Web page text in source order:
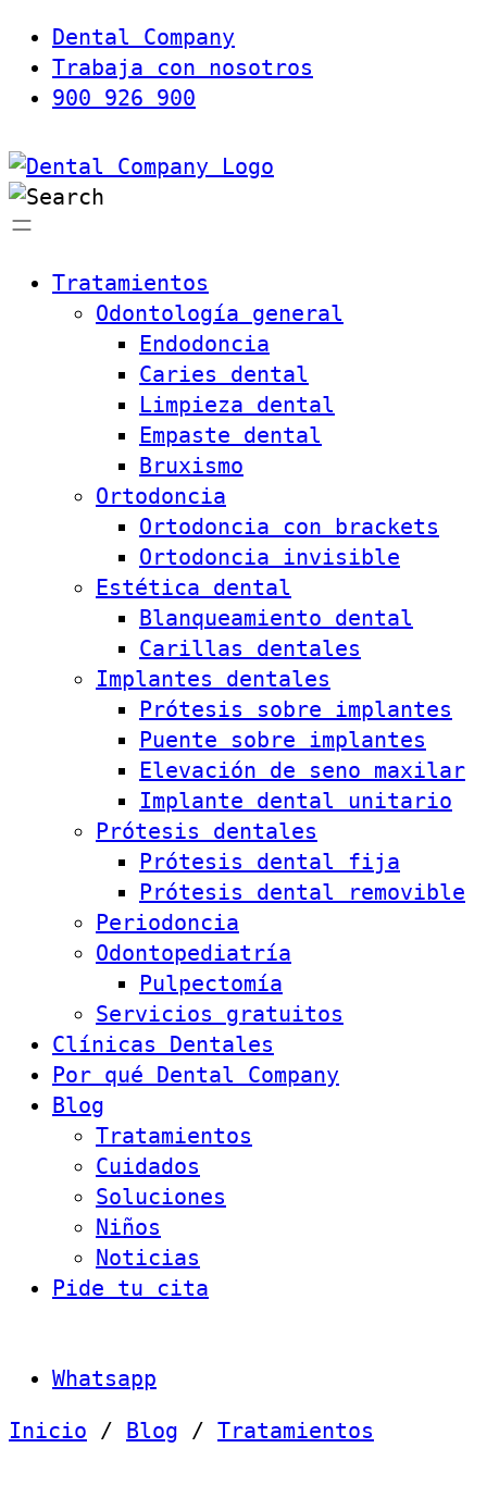
Dental Company
Trabaja con nosotros
900 926 900
Tratamientos
Odontología general
Endodoncia
Caries dental
Limpieza dental
Empaste dental
Bruxismo
Ortodoncia
Ortodoncia con brackets
Ortodoncia invisible
Estética dental
Blanqueamiento dental
Carillas dentales
Implantes dentales
Prótesis sobre implantes
Puente sobre implantes
Elevación de seno maxilar
Implante dental unitario
Prótesis dentales
Prótesis dental fija
Prótesis dental removible
Periodoncia
Odontopediatría
Pulpectomía
Servicios gratuitos
Clínicas Dentales
Por qué Dental Company
Blog
Tratamientos
Cuidados
Soluciones
Niños
Noticias
Pide tu cita
Whatsapp
Inicio / Blog / Tratamientos